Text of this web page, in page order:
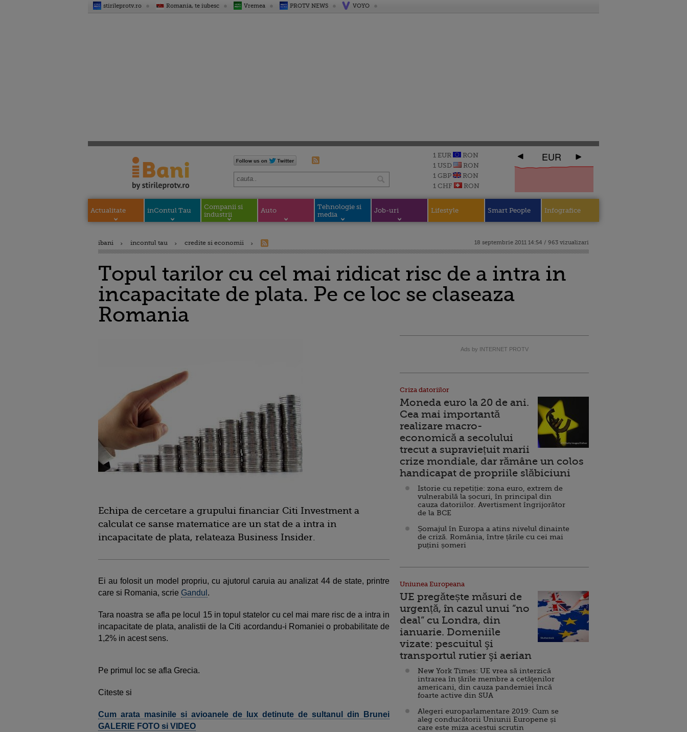
stirileprotv.ro Romania, te iubesc Vremea PROTV NEWS VOYO
1 EUR
RON
1 USD
RON
1 GBP
RON
1 CHF
RON
EUR
Actualitate inContul Tau
Companii si
industrii
Auto
Tehnologie si
media
Job-uri Lifestyle Smart People Infografice
ibani incontul tau credite si economii 18 septembrie 2011 14:54 / 963 vizualizari
Topul tarilor cu cel mai ridicat risc de a intra in
incapacitate de plata. Pe ce loc se claseaza
Romania
Echipa de cercetare a grupului financiar Citi Investment a
calculat ce sanse matematice are un stat de a intra in
incapacitate de plata, relateaza Business Insider.
Ei au folosit un model propriu, cu ajutorul caruia au analizat 44 de state, printre
care si Romania, scrie Gandul .
Tara noastra se afla pe locul 15 in topul statelor cu cel mai mare risc de a intra in
incapacitate de plata, analistii de la Citi acordandu-i Romaniei o probabilitate de
1,2% in acest sens.
Pe primul loc se afla Grecia.
Citeste si
Cum arata masinile si avioanele de lux detinute de sultanul din Brunei
GALERIE FOTO si VIDEO
Ads by INTERNET PROTV
Criza datoriilor
Moneda euro la 20 de ani.
Cea mai importantă
realizare macro-
economică a secolului
trecut a supraviețuit marii
crize mondiale, dar rămâne un colos
handicapat de propriile slăbiciuni
Istorie cu repetiție: zona euro, extrem de
vulnerabilă la șocuri, în principal din
cauza datoriilor. Avertisment îngrijorător
de la BCE
Șomajul în Europa a atins nivelul dinainte
de criză. România, între țările cu cei mai
puțini șomeri
Uniunea Europeana
UE pregătește măsuri de
urgență, în cazul unui ”no
deal” cu Londra, din
ianuarie. Domeniile
vizate: pescuitul şi
transportul rutier şi aerian
New York Times: UE vrea să interzică
intrarea în țările membre a cetăţenilor
americani, din cauza pandemiei încă
foarte active din SUA
Alegeri europarlamentare 2019: Cum se
aleg conducătorii Uniunii Europene și
care este miza acestui scrutin